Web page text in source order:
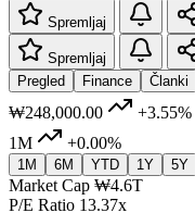
Spremljaj
Spremljaj
Pregled
Finance Članki
₩248,000.00 +3.55%
1M
+0.00%
1M 6M YTD 1Y 5Y
Market Cap ₩4.6T
P/E Ratio 13.37x